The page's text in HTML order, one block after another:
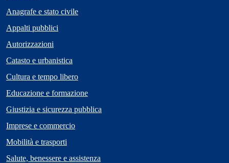
Anagrafe e stato civile
Appalti pubblici
Autorizzazioni
Catasto e urbanistica
Cultura e tempo libero
Educazione e formazione
Giustizia e sicurezza pubblica
Imprese e commercio
Mobilità e trasporti
Salute, benessere e assistenza